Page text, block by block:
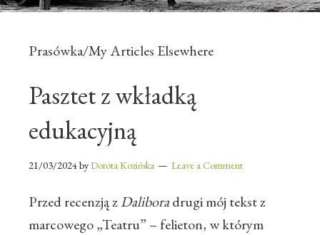
Prasówka/My Articles Elsewhere
Pasztet z wkładką
edukacyjną
21/03/2024byDorota Kozińska Leave a Comment
Przed recenzją zDaliboradrugi mój tekst z
marcowego „Teatru” – felieton, w którym